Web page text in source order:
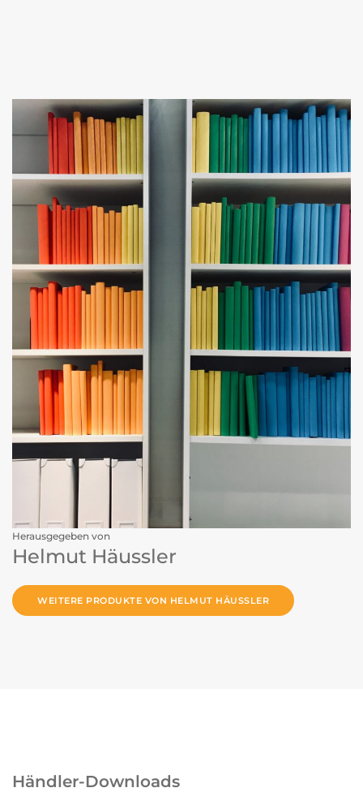
Herausgegeben von
Helmut Häussler
WEITERE PRODUKTE VON HELMUT HÄUSSLER
Händler-Downloads